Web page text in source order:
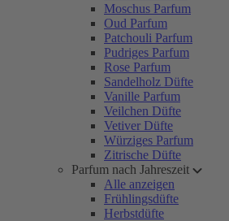
Moschus Parfum
Oud Parfum
Patchouli Parfum
Pudriges Parfum
Rose Parfum
Sandelholz Düfte
Vanille Parfum
Veilchen Düfte
Vetiver Düfte
Würziges Parfum
Zitrische Düfte
Parfum nach Jahreszeit
Alle anzeigen
Frühlingsdüfte
Herbstdüfte